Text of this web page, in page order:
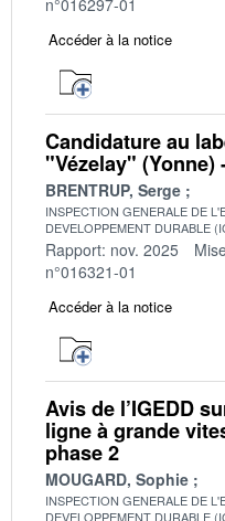
Accéder à la notice
Candidature au
"Vézelay" (Yonne)
BRENTRUP, Serge
INSPECTION GENERALE DE
DEVELOPPEMENT DURABLE
Rapport: nov. 2025
n°016321-01
Accéder à la notice
Avis de l’IGEDD
ligne à grande
phase 2
MOUGARD, Sophie
INSPECTION GENERALE DE
DEVELOPPEMENT DURABLE